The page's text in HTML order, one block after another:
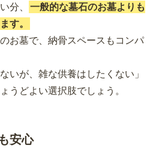
分、
一般的な墓石のお墓よりも
す。
お墓で、納骨スペースもコンパ
いが、雑な供養はしたくない」
うどよい選択肢でしょう。
安心